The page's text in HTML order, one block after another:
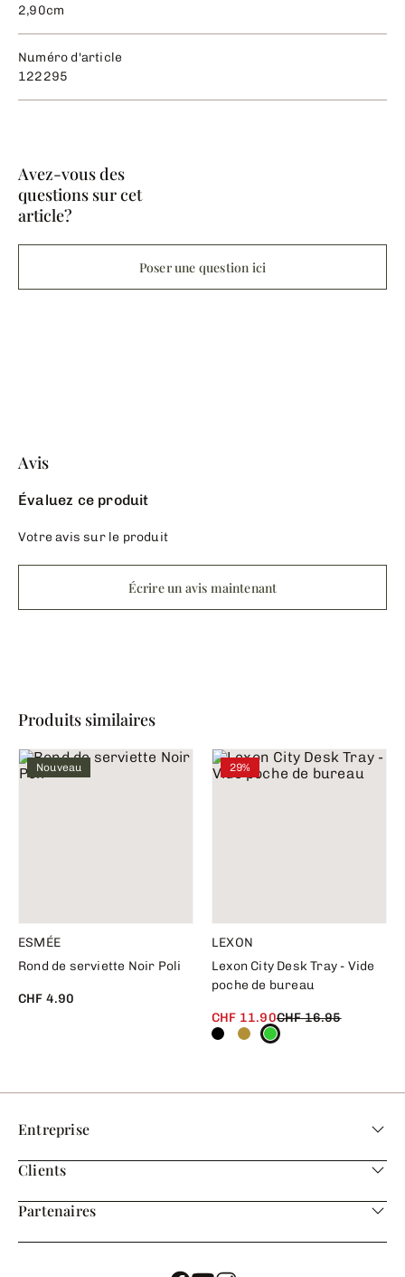
2,90cm
Numéro d'article
122295
Avez-vous des
questions sur cet
article?
Poser une question ici
Avis
Évaluez ce produit
Votre avis sur le produit
Écrire un avis maintenant
Produits similaires
Nouveau
ESMÉE
Rond de serviette Noir Poli
CHF 4.90
29%
LEXON
Lexon City Desk Tray - Vide
poche de bureau
CHF 11.90CHF 16.95
Entreprise
Clients
Partenaires